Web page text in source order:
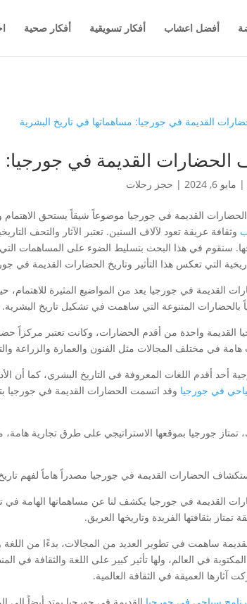
أفضل اعشاب أفكار تسويقية أفكار صحية
القديمة في جورجيا:
مايو 6, 2024 | حجز رحلات
القديمة في جورجيا موضوعاً شيقاً يستحق الاهتمام
وثقافة عريقة تعود لآلاف السنين. تعتبر الآثار والتحف
سنقوم في هذا البحث بتسليط الضوء على المساهمات
التي تعكس هذا التأثير وتاريخ الحضارات القديمة في
القديمة في جورجيا يعد من المواضيع المثيرة
بالحضارات المتنوعة التي ساهمت في تشكيل تاريخ البشرية.
القديمة واحدة من أقدم الحضارات، وكانت تعتبر مركزاً
في مختلف المجالات مثل الفنون والعمارة والزراعة
أحد أقدم اللغات المعروفة في التاريخ البشري، كما
في جورجيا وقد اتسمت الحضارات القديمة في جورجيا
تمتاز جورجيا بموقعها الاستراتيجي على طرق تجارية هامة،
الحضارات القديمة في جورجيا مصدراً هاماً لفهم
القديمة في جورجيا يكشف لنا عن مساهماتها الهامة في
تمتاز بثقافتها الفريدة وتاريخها العريق.
ساهمت في تطوير العديد من المجالات، بدءًا من اللغة
في العالم، ولها تأثير كبير على اللغة والثقافة في
آثارها العميقة في الثقافة العالمية.